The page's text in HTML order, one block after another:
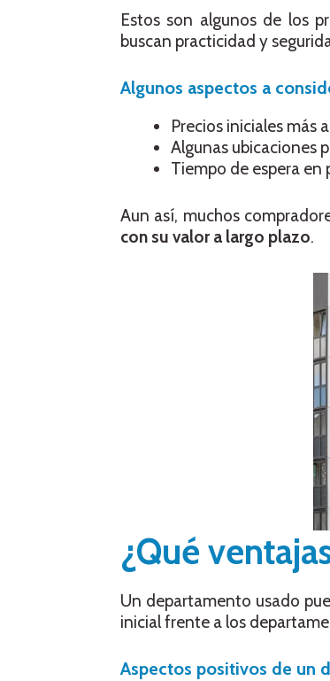
Estos son algunos de los
buscan practicidad y
Algunos aspectos a
Precios iniciales más
Algunas ubicaciones
Tiempo de espera en
Aun así, muchos
con su valor a largo plazo.
¿Qué
Un departamento usado
inicial frente a los
Aspectos positivos de un